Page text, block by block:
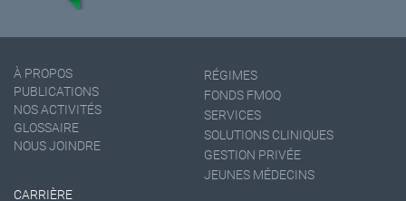
À PROPOS
PUBLICATIONS
NOS ACTIVITÉS
GLOSSAIRE
NOUS JOINDRE
RÉGIMES
FONDS FMOQ
SERVICES
SOLUTIONS CLINIQUES
GESTION PRIVÉE
JEUNES MÉDECINS
CARRIÈRE